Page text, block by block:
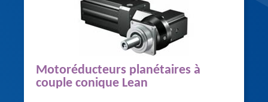
Motoréducteurs planétaires à
couple conique Lean